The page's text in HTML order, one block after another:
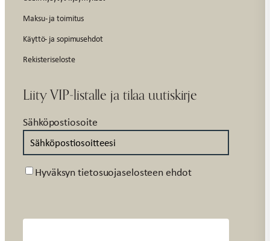
Maksu- ja toimitus
Käyttö- ja sopimusehdot
Rekisteriseloste
Liity VIP-listalle ja tilaa uutiskirje
Sähköpostiosoite
Suostumus
Hyväksyn tietosuojaselosteen ehdot